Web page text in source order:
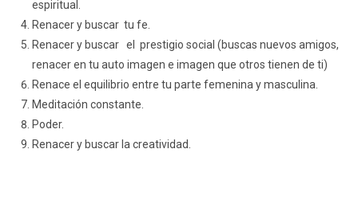
espiritual.
Renacer y buscar tu fe.
Renacer y buscar el prestigio social (buscas nuevos amigos,
renacer en tu auto imagen e imagen que otros tienen de ti)
Renace el equilibrio entre tu parte femenina y masculina.
Meditación constante.
Poder.
Renacer y buscar la creatividad.